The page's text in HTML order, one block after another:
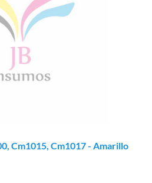
Cm1015, Cm1017 - Amarillo